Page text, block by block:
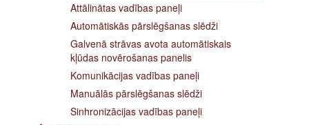
Attālinātas vadības paneļi
Automātiskās pārslēgšanas slēdži
Galvenā strāvas avota automātiskais
kļūdas novērošanas panelis
Komunikācijas vadības paneļi
Manuālās pārslēgšanas slēdži
Sinhronizācijas vadības paneļi